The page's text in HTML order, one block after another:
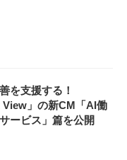
を支援する！
View」の新CM「AI働
ービス」篇を公開